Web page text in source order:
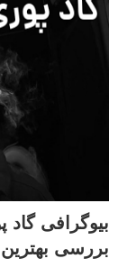
بیوگرافی
بررسی